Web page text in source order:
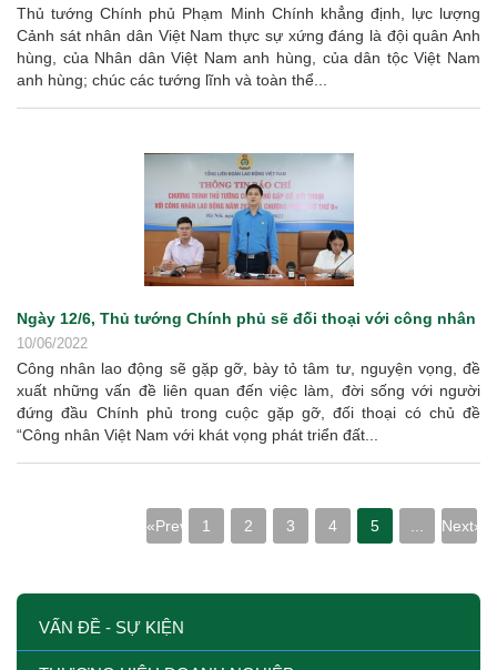
Thủ tướng Chính phủ Phạm Minh Chính khẳng định, lực lượng
Cảnh sát nhân dân Việt Nam thực sự xứng đáng là đội quân Anh
hùng, của Nhân dân Việt Nam anh hùng, của dân tộc Việt Nam
anh hùng; chúc các tướng lĩnh và toàn thể...
Ngày 12/6, Thủ tướng Chính phủ sẽ đối thoại với công nhân
10/06/2022
Công nhân lao động sẽ gặp gỡ, bày tỏ tâm tư, nguyện vọng, đề
xuất những vấn đề liên quan đến việc làm, đời sống với người
đứng đầu Chính phủ trong cuộc gặp gỡ, đối thoại có chủ đề
“Công nhân Việt Nam với khát vọng phát triển đất...
«Prev 1 2 3 4 5 Next»
VẤN ĐỀ - SỰ KIỆN